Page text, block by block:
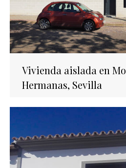
Vivienda aislada en
Hermanas, Sevilla